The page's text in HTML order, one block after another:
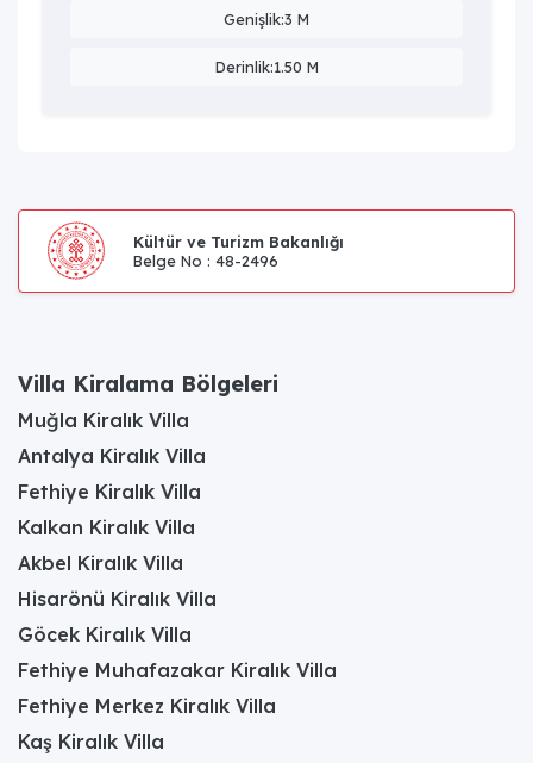
Genişlik:3 M
Derinlik:1.50 M
Kültür ve Turizm Bakanlığı
Belge No : 48-2496
Villa Kiralama Bölgeleri
Muğla Kiralık Villa
Antalya Kiralık Villa
Fethiye Kiralık Villa
Kalkan Kiralık Villa
Akbel Kiralık Villa
Hisarönü Kiralık Villa
Göcek Kiralık Villa
Fethiye Muhafazakar Kiralık Villa
Fethiye Merkez Kiralık Villa
Kaş Kiralık Villa